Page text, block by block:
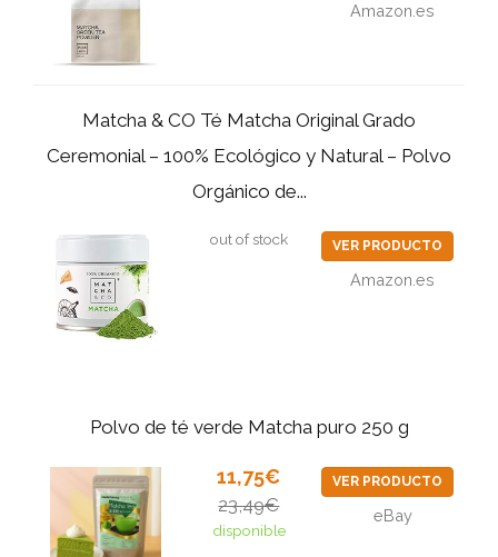
Amazon.es
Matcha & CO Té Matcha Original Grado
Ceremonial – 100% Ecológico y Natural – Polvo
Orgánico de...
out of stock VER PRODUCTO
Amazon.es
Polvo de té verde Matcha puro 250 g
11,75€
23,49€
disponible
VER PRODUCTO
eBay